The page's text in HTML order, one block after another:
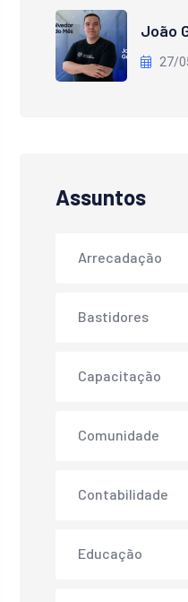
João
27/
Assuntos
Arrecadação
Bastidores
Capacitação
Comunidade
Contabilidade
Educação